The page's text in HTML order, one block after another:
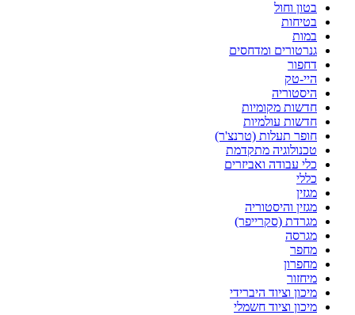
בטון וחול
בטיחות
במות
גנרטורים ומדחסים
דחפור
היי-טק
היסטוריה
חדשות מקומיות
חדשות עולמיות
חופר תעלות (טרנצ'ר)
טכנולוגיה מתקדמת
כלי עבודה ואביזרים
כללי
מגזין
מגזין והיסטוריה
מגרדת (סקרייפר)
מגרסה
מחפר
מחפרון
מיחזור
מיכון וציוד היברידי
מיכון וציוד חשמלי